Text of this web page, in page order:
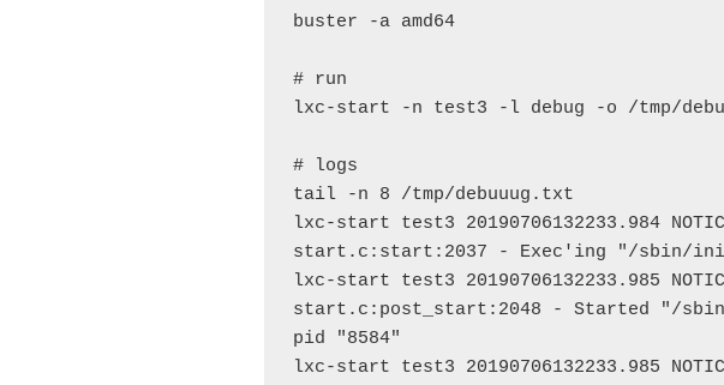
buster -a amd64
# run
lxc-start -n test3 -l debug -o /tmp/
# logs
tail -n 8 /tmp/debuuug.txt
lxc-start test3 20190706132233.984
start.c:start:2037 - Exec'ing "/sbin/
lxc-start test3 20190706132233.985
start.c:post_start:2048 - Started "/
pid "8584"
lxc-start test3 20190706132233.985